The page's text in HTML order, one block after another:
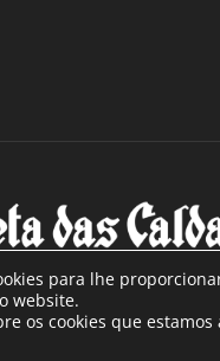
SOBRE NÓS
para lhe
website.
os cookies que